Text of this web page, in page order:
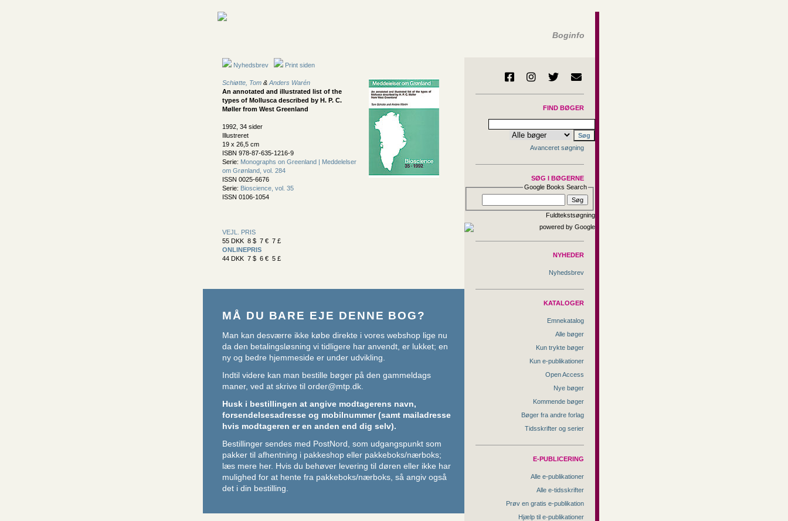
Boginfo
Nyhedsbrev Print siden
Schiøtte, Tom & Anders Warén
An annotated and illustrated list of the
types of Mollusca described by H. P. C.
Møller from West Greenland
1992, 34 sider
Illustreret
19 x 26,5 cm
ISBN 978-87-635-1216-9
Serie: Monographs on Greenland | Meddelelser
om Grønland, vol. 284
ISSN 0025-6676
Serie: Bioscience, vol. 35
ISSN 0106-1054
VEJL. PRIS
55 DKK 8 $ 7 € 7 £
ONLINEPRIS
44 DKK 7 $ 6 € 5 £
MÅ DU BARE EJE DENNE BOG?
Man kan desværre ikke købe direkte i vores webshop lige nu
da den betalingsløsning vi tidligere har anvendt, er lukket; en
ny og bedre hjemmeside er under udvikling.
Indtil videre kan man bestille bøger på den gammeldags
maner, ved at skrive til order@mtp.dk.
Husk i bestillingen at angive modtagerens navn,
forsendelsesadresse og mobilnummer (samt mailadresse
hvis modtageren er en anden end dig selv).
Bestillinger sendes med PostNord, som udgangspunkt som
pakker til afhentning i pakkeshop eller pakkeboks/nærboks;
læs mere her. Hvis du behøver levering til døren eller ikke har
mulighed for at hente fra pakkeboks/nærboks, så angiv også
det i din bestilling.
FIND BØGER
Avanceret søgning
SØG I BØGERNE
Google Books Search
Fuldtekstsøgning
NYHEDER
Nyhedsbrev
KATALOGER
Emnekatalog
Alle bøger
Kun trykte bøger
Kun e-publikationer
Open Access
Nye bøger
Kommende bøger
Bøger fra andre forlag
Tidsskrifter og serier
E-PUBLICERING
Alle e-publikationer
Alle e-tidsskrifter
Prøv en gratis e-publikation
Hjælp til e-publikationer